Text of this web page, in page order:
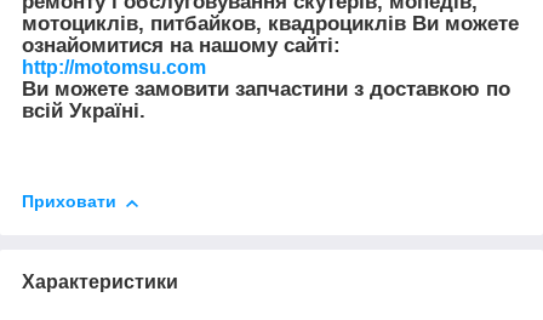
мотоциклів, питбайков, квадроциклів Ви можете
ознайомитися на нашому сайті:
http://motomsu.com
Ви можете замовити запчастини з доставкою по
всій Україні.
Приховати
Характеристики